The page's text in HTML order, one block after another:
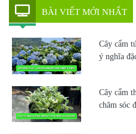
BÀI VIẾT MỚI NHẤT
Cây cẩm
ý nghĩa
Cây cẩm
chăm sóc